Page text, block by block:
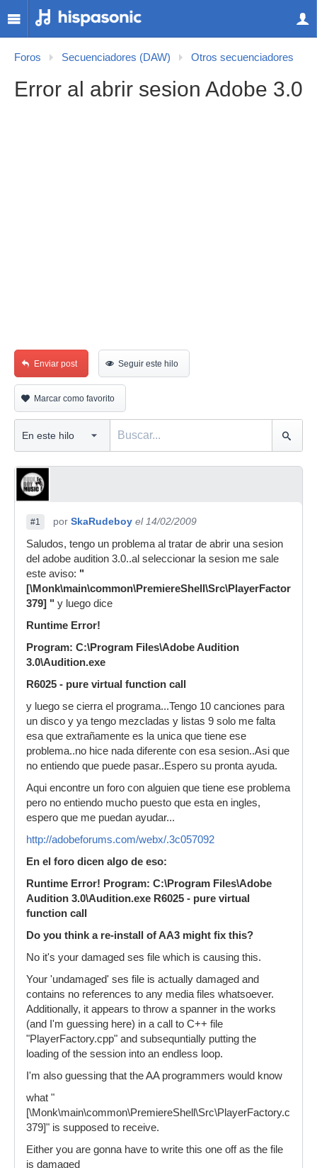
Foros Secuenciadores (DAW) Otros secuenciadores
Error al abrir sesion Adobe 3.0
Enviar post Seguir este hilo
Marcar como favorito
#1 por SkaRudeboy el 14/02/2009
Saludos, tengo un problema al tratar de abrir una sesion
del adobe audition 3.0..al seleccionar la sesion me sale
este aviso: "
379] " y luego dice
Runtime Error!
Program: C:\Program Files\Adobe Audition
3.0\Audition.exe
R6025 - pure virtual function call
y luego se cierra el programa...Tengo 10 canciones para
un disco y ya tengo mezcladas y listas 9 solo me falta
esa que extrañamente es la unica que tiene ese
problema..no hice nada diferente con esa sesion..Asi que
no entiendo que puede pasar..Espero su pronta ayuda.
Aqui encontre un foro con alguien que tiene ese problema
pero no entiendo mucho puesto que esta en ingles,
espero que me puedan ayudar...
http://adobeforums.com/webx/.3c057092
En el foro dicen algo de eso:
Runtime Error! Program: C:\Program Files\Adobe
Audition 3.0\Audition.exe R6025 - pure virtual
function call
Do you think a re-install of AA3 might fix this?
No it's your damaged ses file which is causing this.
Your 'undamaged' ses file is actually damaged and
contains no references to any media files whatsoever.
Additionally, it appears to throw a spanner in the works
(and I'm guessing here) in a call to C++ file
"PlayerFactory.cpp" and subsequntially putting the
loading of the session into an endless loop.
I'm also guessing that the AA programmers would know
what "
[\Monk\main\common\PremiereShell\Src\PlayerFactory.cpp-
379]" is supposed to receive.
Either you are gonna have to write this one off as the file
is damaged